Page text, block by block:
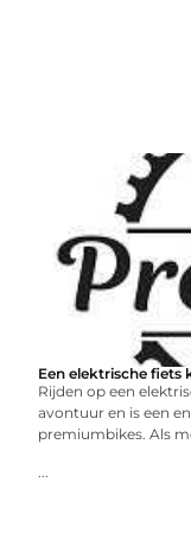
Een elektrische fiets
Rijden op een
avontuur en is een
premiumbikes. Als
...